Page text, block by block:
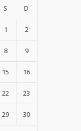
S D
1 2
8 9
15 16
22 23
29 30